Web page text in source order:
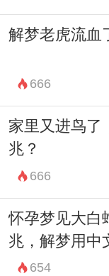
解梦老虎流血
666
家里又进鸟了
兆？
666
怀孕梦见大白
兆，解梦用中
654